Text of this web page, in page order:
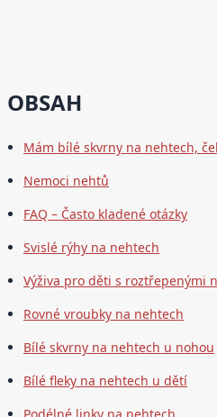
OBSAH
Mám bílé skvrny na nehtech,
Nemoci nehtů
FAQ – Často kladené otázky
Svislé rýhy na nehtech
Výživa pro děti s roztřepenými
Rovné vroubky na nehtech
Bílé skvrny na nehtech u nohou
Bílé fleky na nehtech u dětí